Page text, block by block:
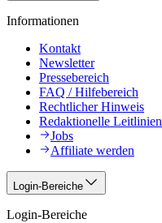
Informationen
Kontakt
Newsletter
Pressebereich
FAQ / Hilfebereich
Rechtlicher Hinweis
Redaktionelle Leitlinien
Jobs
Affiliate werden
Login-Bereiche
Login-Bereiche